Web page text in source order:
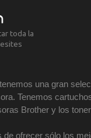
toda la
tenemos una gran
Tenemos
Brother y los
ofrecer sólo los